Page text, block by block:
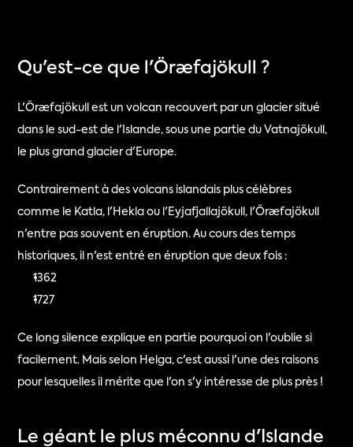
Qu'est-ce que l'Öræfajökull ?
L'Öræfajökull est un volcan recouvert par un glacier situé
dans le sud-est de l'Islande, sous une partie du Vatnajökull,
le plus grand glacier d'Europe.
Contrairement à des volcans islandais plus célèbres
comme le Katla, l'Hekla ou l'Eyjafjallajökull, l'Öræfajökull
n'entre pas souvent en éruption. Au cours des temps
historiques, il n'est entré en éruption que deux fois :
1362
1727
Ce long silence explique en partie pourquoi on l'oublie si
facilement. Mais selon Helga, c'est aussi l'une des raisons
pour lesquelles il mérite que l'on s'y intéresse de plus près !
Le géant le plus méconnu d'Islande